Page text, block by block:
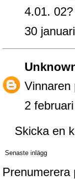
4.01. 02?
30
Vinnaren
2
Skicka en
Senaste inlägg